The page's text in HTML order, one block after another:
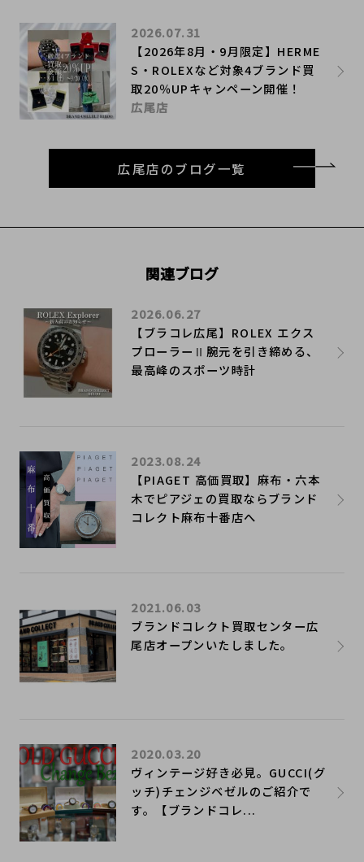
【2026年8月・9月限定】HERME
S・ROLEXなど対象4ブランド買
取20％UPキャンペーン開催！
2026.07.31
広尾店
広尾店のブログ一覧
関連ブログ
【ブラコレ広尾】ROLEX エクス
プローラーⅡ腕元を引き締める、
最高峰のスポーツ時計
2026.06.27
【PIAGET 高価買取】麻布・六本
木でピアジェの買取ならブランド
コレクト麻布十番店へ
2023.08.24
ブランドコレクト買取センター広
尾店オープンいたしました。
2021.06.03
ヴィンテージ好き必見。GUCCI(グ
ッチ)チェンジベゼルのご紹介で
す。【ブランドコレ...
2020.03.20